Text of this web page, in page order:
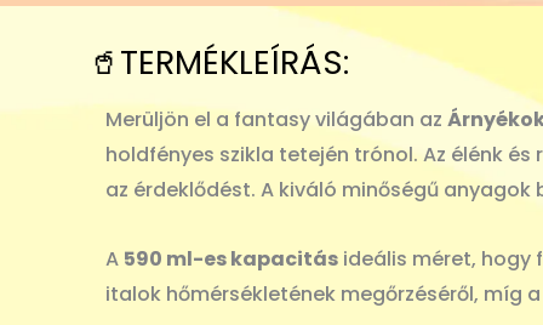
🥤TERMÉKLEÍRÁS:
Merüljön el a fantasy világában az
holdfényes szikla tetején trónol. Az élénk
az érdeklődést. A kiváló minőségű
A 590 ml-es kapacitás ideális méret, hogy
italok hőmérsékletének megőrzéséről, míg